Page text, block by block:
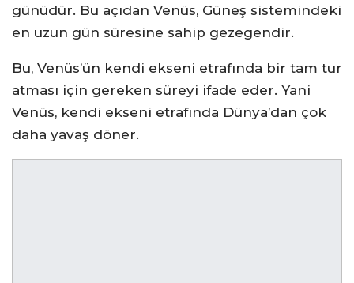
günüdür. Bu açıdan Venüs, Güneş sistemindeki
en uzun gün süresine sahip gezegendir.
Bu, Venüs’ün kendi ekseni etrafında bir tam tur
atması için gereken süreyi ifade eder. Yani
Venüs, kendi ekseni etrafında Dünya’dan çok
daha yavaş döner.